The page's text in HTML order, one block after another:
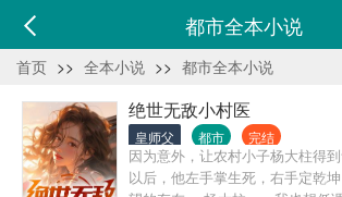
都市全本小说
首页 >> 全本小说 >> 都市全本小说
绝世无敌小村医
皇师父 都市 完结
因为意外，让农村小子杨大柱得
以后，他左手掌生死，右手定乾